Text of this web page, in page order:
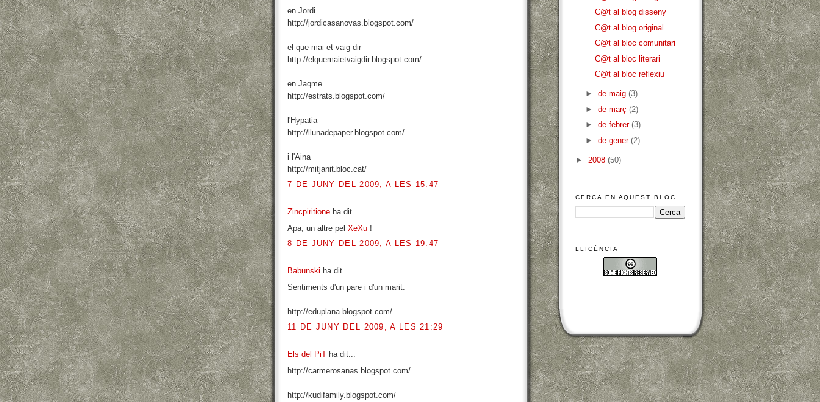
en Jordi
http://jordicasanovas.blogspot.com/
el que mai et vaig dir
http://elquemaietvaigdir.blogspot.com/
en Jaqme
http://estrats.blogspot.com/
l'Hypatia
http://llunadepaper.blogspot.com/
i l'Aina
http://mitjanit.bloc.cat/
7 DE JUNY DEL 2009, A LES 15:47
Zincpiritione ha dit...
Apa, un altre pel XeXu !
8 DE JUNY DEL 2009, A LES 19:47
Babunski ha dit...
Sentiments d'un pare i d'un marit:
http://eduplana.blogspot.com/
11 DE JUNY DEL 2009, A LES 21:29
Els del PiT ha dit...
http://carmerosanas.blogspot.com/
http://kudifamily.blogspot.com/
C@t al blog disseny
C@t al blog original
C@t al bloc comunitari
C@t al bloc literari
C@t al bloc reflexiu
► de maig (3)
► de març (2)
► de febrer (3)
► de gener (2)
► 2008 (50)
CERCA EN AQUEST BLOC
LLICÈNCIA